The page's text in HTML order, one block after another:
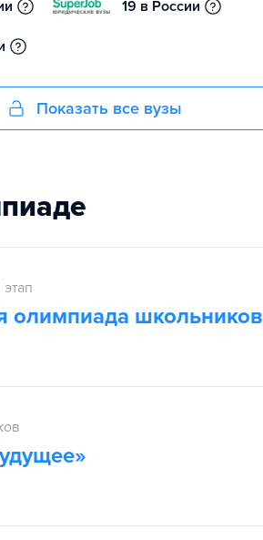
19 в России
Показать все вузы
олимпиада школьников